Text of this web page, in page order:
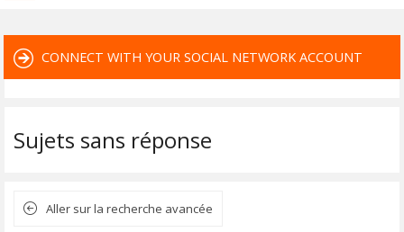
CONNECT WITH YOUR SOCIAL NETWORK ACCOUNT
Sujets sans réponse
Aller sur la recherche avancée